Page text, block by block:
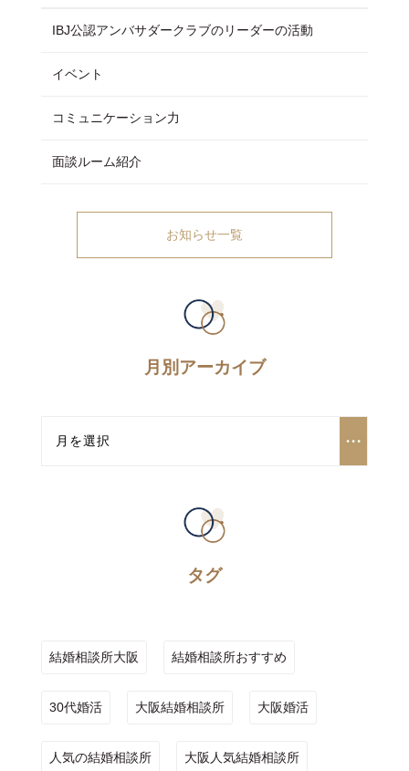
IBJ公認アンバサダークラブのリーダーの活動
イベント
コミュニケーション力
面談ルーム紹介
お知らせ一覧
月別アーカイブ
タグ
結婚相談所大阪 結婚相談所おすすめ
30代婚活 大阪結婚相談所 大阪婚活
人気の結婚相談所 大阪人気結婚相談所